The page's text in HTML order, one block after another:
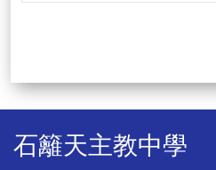
石籬天主教中學